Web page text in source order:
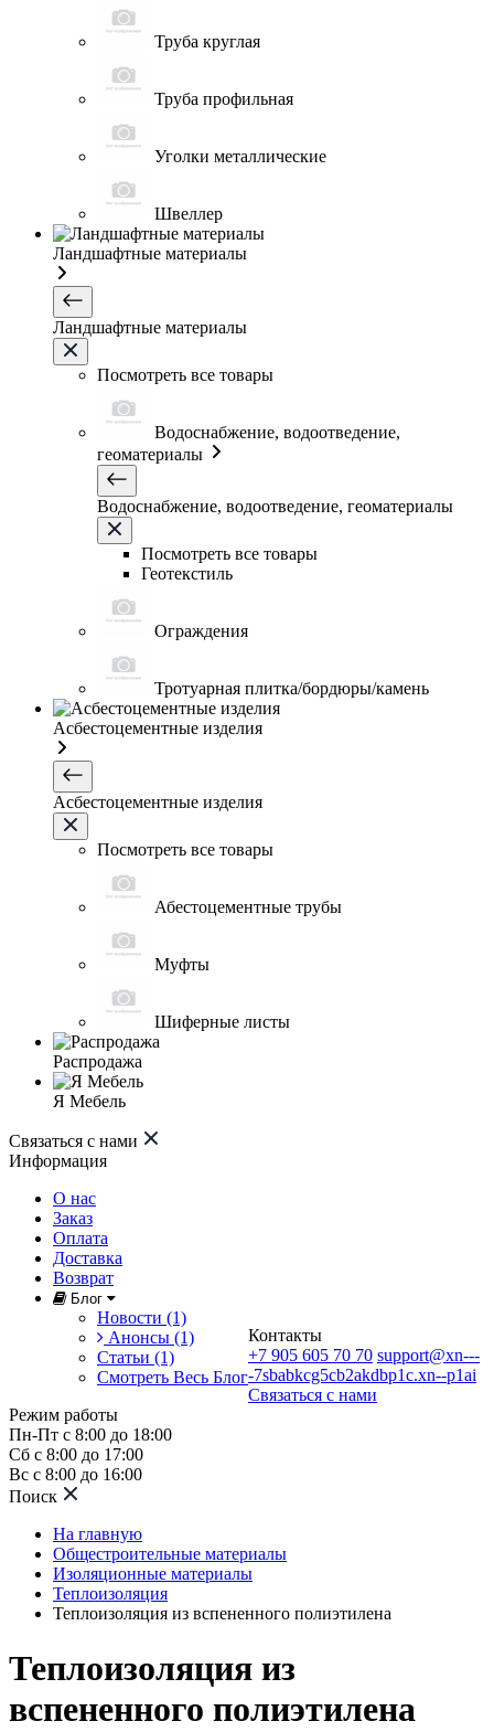
Труба круглая
Труба профильная
Уголки металлические
Швеллер
Ландшафтные материалы
Ландшафтные материалы
Посмотреть все товары
Водоснабжение, водоотведение,
геоматериалы
Водоснабжение, водоотведение, геоматериалы
Посмотреть все товары
Геотекстиль
Ограждения
Тротуарная плитка/бордюры/камень
Асбестоцементные изделия
Асбестоцементные изделия
Посмотреть все товары
Абестоцементные трубы
Муфты
Шиферные листы
Распродажа
Я Мебель
Связаться с нами
Информация
О нас
Заказ
Оплата
Доставка
Возврат
Блог
Новости (1)
Анонсы (1)
Статьи (1)
Смотреть Весь Блог
Контакты
+7 905 605 70 70 support@xn---
-7sbabkcg5cb2akdbp1c.xn--p1ai
Связаться с нами
Режим работы
Пн-Пт с 8:00 до 18:00
Сб с 8:00 до 17:00
Вс с 8:00 до 16:00
Поиск
На главную
Общестроительные материалы
Изоляционные материалы
Теплоизоляция
Теплоизоляция из вспененного полиэтилена
Теплоизоляция из
вспененного полиэтилена